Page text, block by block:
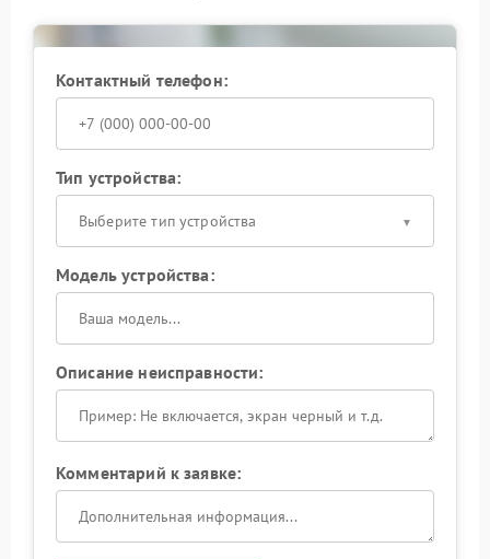
Контактный телефон:
Тип устройства:
Выберите тип устройства
Модель устройства:
Описание неисправности:
Комментарий к заявке: